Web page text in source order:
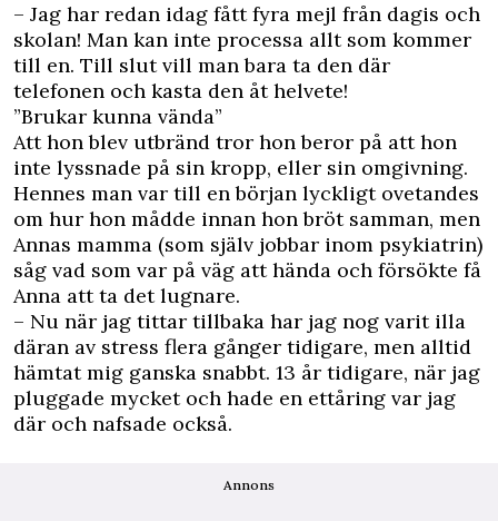
– Jag har redan idag fått fyra mejl från dagis och
skolan! Man kan inte processa allt som kommer
till en. Till slut vill man bara ta den där
telefonen och kasta den åt helvete!
”Brukar kunna vända”
Att hon blev utbränd tror hon beror på att hon
inte lyssnade på sin kropp, eller sin omgivning.
Hennes man var till en början lyckligt ovetandes
om hur hon mådde innan hon bröt samman, men
Annas mamma (som själv jobbar inom psykiatrin)
såg vad som var på väg att hända och försökte få
Anna att ta det lugnare.
– Nu när jag tittar tillbaka har jag nog varit illa
däran av stress flera gånger tidigare, men alltid
hämtat mig ganska snabbt. 13 år tidigare, när jag
pluggade mycket och hade en ettåring var jag
där och nafsade också.
Annons